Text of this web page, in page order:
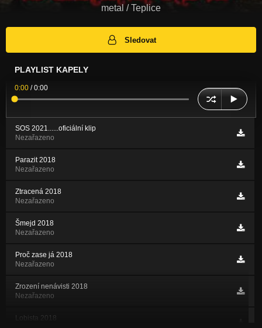
metal / Teplice
Sledovat
PLAYLIST KAPELY
0:00 /0:00
SOS 2021......oficiální klip
Nezařazeno
Parazit 2018
Nezařazeno
Ztracená 2018
Nezařazeno
Šmejd 2018
Nezařazeno
Proč zase já 2018
Nezařazeno
Zrození nenávisti 2018
Nezařazeno
Lobista 2018